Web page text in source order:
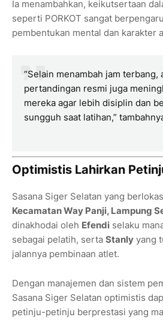
Ia menambahkan, keikutsertaan
seperti PORKOT sangat
pembentukan mental dan karakter
“Selain menambah jam terbang,
pertandingan resmi juga
mereka agar lebih disiplin dan
sungguh saat latihan,”
Optimistis Lahirkan
Sasana Siger Selatan yang
Kecamatan Way Panji, Lampung
dinakhodai oleh Efendi selaku
sebagai pelatih, serta Stanly yang
jalannya pembinaan atlet.
Dengan manajemen dan sistem
Sasana Siger Selatan optimistis
petinju-petinju berprestasi yang